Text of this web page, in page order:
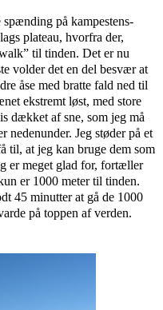
på kampestens-
plateau, hvorfra der,
til tinden. Det er nu
volder det en del besvær at
åse med bratte fald ned til
ekstremt løst, med store
dækket af sne, som jeg må
nedenunder. Jeg støder på et
til, at jeg kan bruge dem som
er meget glad for, fortæller
er 1000 meter til tinden.
45 minutter at gå de 1000
på toppen af verden.